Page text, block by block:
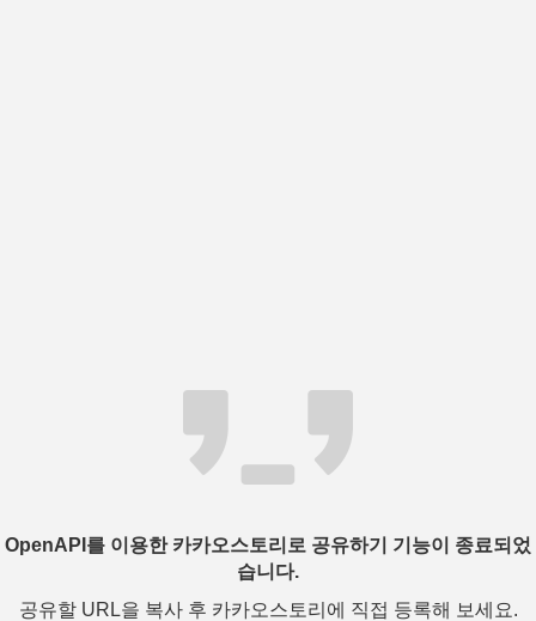
OpenAPI를 이용한 카카오스토리로 공유하기 기능이 종료되었
습니다.
공유할 URL을 복사 후 카카오스토리에 직접 등록해 보세요.